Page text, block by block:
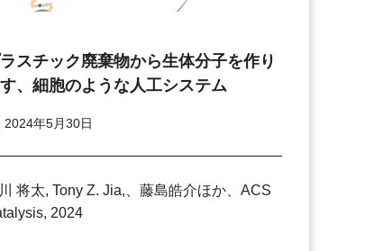
スチック廃棄物から生体分子を作り
、細胞のような人工システム
2024年5月30日
将太, Tony Z. Jia,、藤島皓介ほか、ACS
2024